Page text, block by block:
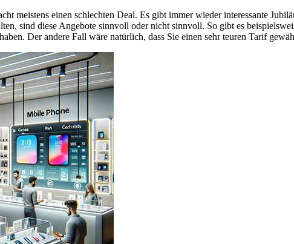
meistens einen schlechten Deal. Es gibt immer wieder interessante
sind diese Angebote sinnvoll oder nicht sinnvoll. So gibt es
Der andere Fall wäre natürlich, dass Sie einen sehr teuren Tarif